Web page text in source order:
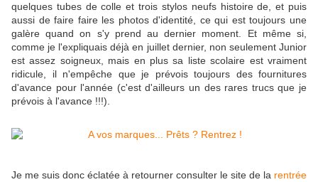
quelques tubes de colle et trois stylos neufs histoire de, et puis
aussi de faire faire les photos d'identité, ce qui est toujours une
galère quand on s'y prend au dernier moment. Et même si,
comme je l'expliquais déjà en juillet dernier, non seulement Junior
est assez soigneux, mais en plus sa liste scolaire est vraiment
ridicule, il n'empêche que je prévois toujours des fournitures
d'avance pour l'année (c'est d'ailleurs un des rares trucs que je
prévois à l'avance !!!).
Je me suis donc éclatée à retourner consulter le site de la rentrée